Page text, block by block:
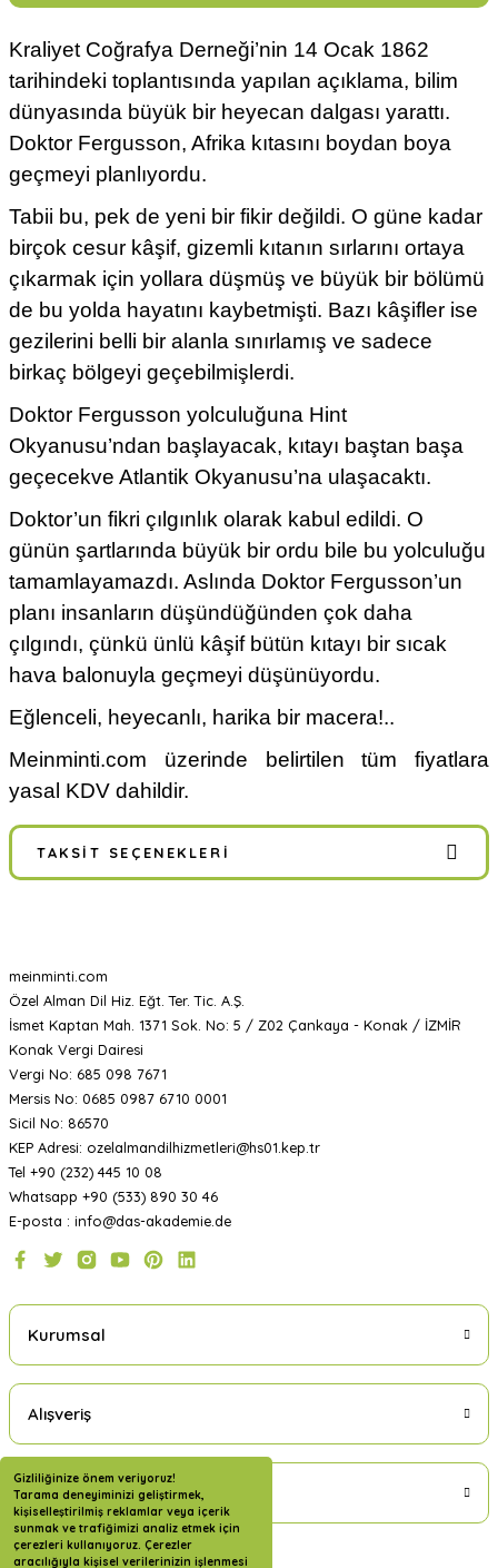
Gizliliğinize önem veriyoruz!
Tarama deneyiminizi geliştirmek,
kişiselleştirilmiş reklamlar veya içerik
sunmak ve trafiğimizi analiz etmek için
çerezleri kullanıyoruz. Çerezler
aracılığıyla kişisel verilerinizin işlenmesi
Kraliyet Coğrafya Derneği’nin 14 Ocak 1862
tarihindeki toplantısında yapılan açıklama, bilim
dünyasında büyük bir heyecan dalgası yarattı.
Doktor Fergusson, Afrika kıtasını boydan boya
geçmeyi planlıyordu.
Tabii bu, pek de yeni bir fikir değildi. O güne kadar
birçok cesur kâşif, gizemli kıtanın sırlarını ortaya
çıkarmak için yollara düşmüş ve büyük bir bölümü
de bu yolda hayatını kaybetmişti. Bazı kâşifler ise
gezilerini belli bir alanla sınırlamış ve sadece
birkaç bölgeyi geçebilmişlerdi.
Doktor Fergusson yolculuğuna Hint
Okyanusu’ndan başlayacak, kıtayı baştan başa
geçecekve Atlantik Okyanusu’na ulaşacaktı.
Doktor’un fikri çılgınlık olarak kabul edildi. O
günün şartlarında büyük bir ordu bile bu yolculuğu
tamamlayamazdı. Aslında Doktor Fergusson’un
planı insanların düşündüğünden çok daha
çılgındı, çünkü ünlü kâşif bütün kıtayı bir sıcak
hava balonuyla geçmeyi düşünüyordu.
Eğlenceli, heyecanlı, harika bir macera!..
Meinminti.com üzerinde belirtilen tüm fiyatlara
yasal KDV dahildir.
TAKSIT SEÇENEKLERI
meinminti.com
Özel Alman Dil Hiz. Eğt. Ter. Tic. A.Ş.
İsmet Kaptan Mah. 1371 Sok. No: 5 / Z02 Çankaya - Konak / İZMİR
Konak Vergi Dairesi
Vergi No: 685 098 7671
Mersis No: 0685 0987 6710 0001
Sicil No: 86570
KEP Adresi: ozelalmandilhizmetleri@hs01.kep.tr
Tel +90 (232) 445 10 08
Whatsapp +90 (533) 890 30 46
E-posta : info@das-akademie.de
Kurumsal
Alışveriş
Üyelik